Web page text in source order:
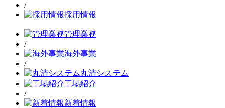
/
採用情報
管理業務
/
海外事業
/
丸清システム
工場紹介
/
新着情報